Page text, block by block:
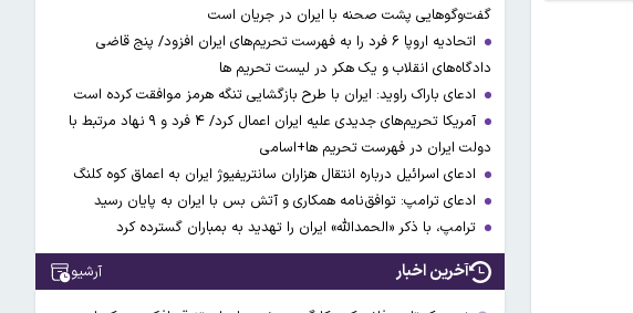
گفت‌وگوهایی پشت صحنه با ایران در جریان است
اتحادیه اروپا ۶ فرد را به فهرست تحریم‌های ایران افزود/ پنج قاضی
دادگاه‌های انقلاب و یک هکر در لیست تحریم ها
ادعای باراک راوید: ایران با طرح بازگشایی تنگه هرمز موافقت کرده است
آمریکا تحریم‌های جدیدی علیه ایران اعمال کرد/ ۴ فرد و ۹ نهاد مرتبط با
دولت ایران در فهرست تحریم ها+اسامی
ادعای اسرائیل درباره انتقال هزاران سانتریفیوژ ایران به اعماق کوه کلنگ
ادعای ترامپ: توافق‌نامه همکاری و آتش بس با ایران به پایان رسید
ترامپ، با ذکر «الحمدالله» ایران را تهدید به بمباران گسترده کرد
آخرین اخبار آرشیو